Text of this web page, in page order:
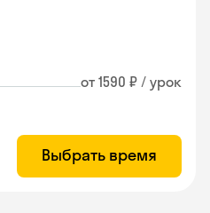
от 1590 ₽ / урок
Выбрать время